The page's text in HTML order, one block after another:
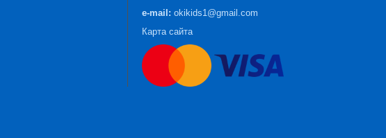
e-mail: okikids1@gmail.com
Карта сайта